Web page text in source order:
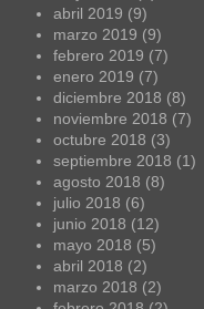
abril 2019 (9)
marzo 2019 (9)
febrero 2019 (7)
enero 2019 (7)
diciembre 2018 (8)
noviembre 2018 (7)
octubre 2018 (3)
septiembre 2018 (1)
agosto 2018 (8)
julio 2018 (6)
junio 2018 (12)
mayo 2018 (5)
abril 2018 (2)
marzo 2018 (2)